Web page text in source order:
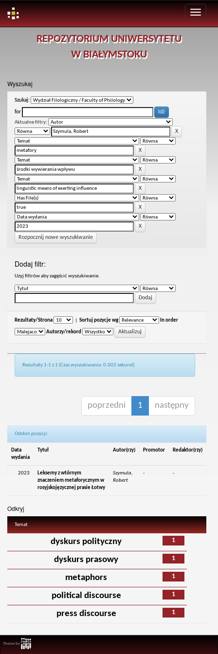
REPOZYTORIUM UNIWERSYTETU
W BIAŁYMSTOKU
Wyszukaj
Szukaj:
for
Aktualne filtry:
Rozpocznij nowe wyszukiwanie
Dodaj filtr:
Uzyj filtrów aby zagęścić wyszukiwanie.
Rezultaty/Strona Sortuj pozycje wg In order
Autorzy/rekord
Rezultaty 1-1 z 1 (Czas wyszukiwania: 0.002 sekund).
poprzedni 1 następny
Odsłon pozycji:
Data
wydania
Tytuł Autor(rzy) Promotor Redaktor(rzy)
2023
Leksemy z wtórnym
znaczeniem metaforycznym w
rosyjskojęzycznej prasie Łotwy
Szymula,
Robert
- -
Odkryj
Temat
1
dyskurs polityczny
1
dyskurs prasowy
1
metaphors
1
political discourse
1
press discourse
Theme by